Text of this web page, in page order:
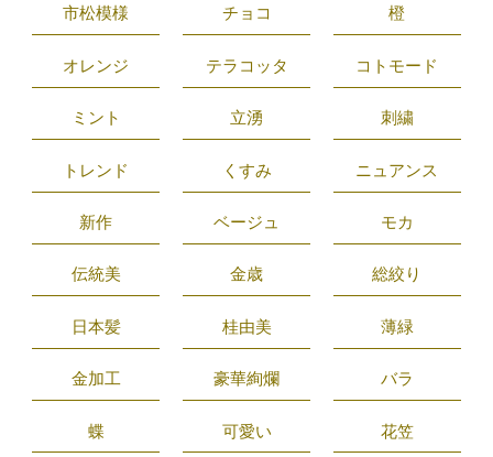
市松模様 チョコ 橙
オレンジ テラコッタ コトモード
ミント 立湧 刺繍
トレンド くすみ ニュアンス
新作 ベージュ モカ
伝統美 金歳 総絞り
日本髪 桂由美 薄緑
金加工 豪華絢爛 バラ
蝶 可愛い 花笠